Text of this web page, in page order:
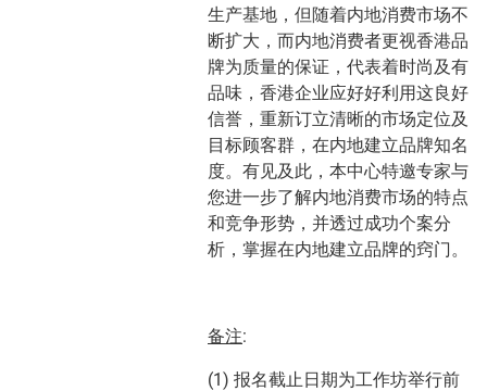
生产基地，但随着内地消费市场不
断扩大，而内地消费者更视香港品
牌为质量的保证，代表着时尚及有
品味，香港企业应好好利用这良好
信誉，重新订立清晰的市场定位及
目标顾客群，在内地建立品牌知名
度。有见及此，本中心特邀专家与
您进一步了解内地消费市场的特点
和竞争形势，并透过成功个案分
析，掌握在内地建立品牌的窍门。
备注:
(1) 报名截止日期为工作坊举行前